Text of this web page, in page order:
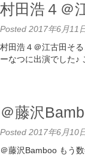
村田浩４＠
Posted 2017年6月11
村田浩４＠江古田そ
ーなつに出演でした♪
＠藤沢
Posted 2017年6月10
＠藤沢Bamboo もう